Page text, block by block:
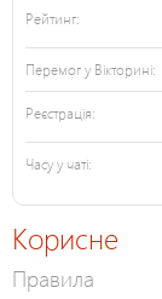
Рейтинг:
Перемог у Вікторині:
Реєстрація:
Часу у чаті:
Корисне
Правила